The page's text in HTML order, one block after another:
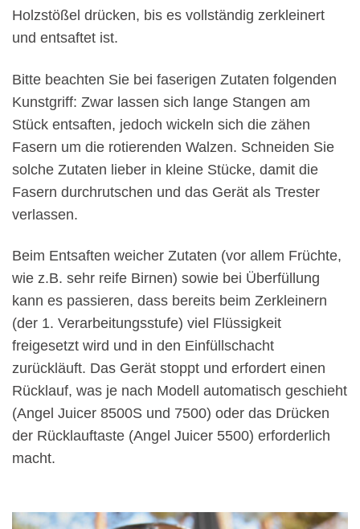
Holzstößel drücken, bis es vollständig zerkleinert
und entsaftet ist.
Bitte beachten Sie bei faserigen Zutaten folgenden
Kunstgriff: Zwar lassen sich lange Stangen am
Stück entsaften, jedoch wickeln sich die zähen
Fasern um die rotierenden Walzen. Schneiden Sie
solche Zutaten lieber in kleine Stücke, damit die
Fasern durchrutschen und das Gerät als Trester
verlassen.
Beim Entsaften weicher Zutaten (vor allem Früchte,
wie z.B. sehr reife Birnen) sowie bei Überfüllung
kann es passieren, dass bereits beim Zerkleinern
(der 1. Verarbeitungsstufe) viel Flüssigkeit
freigesetzt wird und in den Einfüllschacht
zurückläuft. Das Gerät stoppt und erfordert einen
Rücklauf, was je nach Modell automatisch geschieht
(Angel Juicer 8500S und 7500) oder das Drücken
der Rücklauftaste (Angel Juicer 5500) erforderlich
macht.